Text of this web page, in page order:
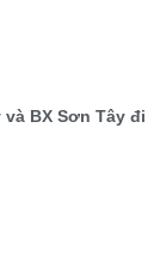
BX Sơn Tây đi